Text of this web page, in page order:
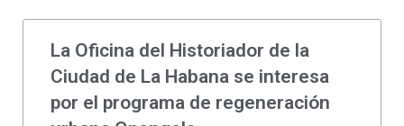
La Oficina del Historiador de la
Ciudad de La Habana se interesa
por el programa de regeneración